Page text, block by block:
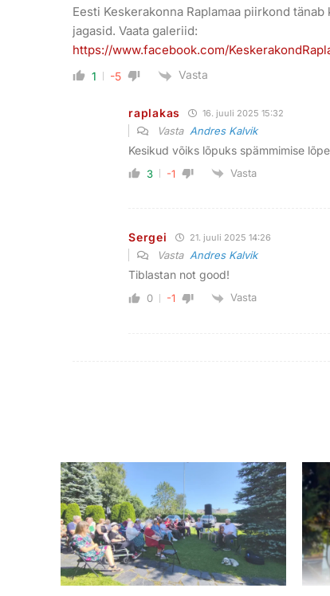
Eesti Keskerakonna Raplamaa piirkond
jagasid. Vaata galeriid:
https://www.facebook.com/
1 -5 Vasta
raplakas 16. juuli 2025 15:32
Vasta Andres Kalvik
Kesikud võiks lõpuks spämmimise
3 -1 Vasta
Sergei 21. juuli 2025 14:26
Vasta Andres Kalvik
Tiblastan not good!
0 -1 Vasta